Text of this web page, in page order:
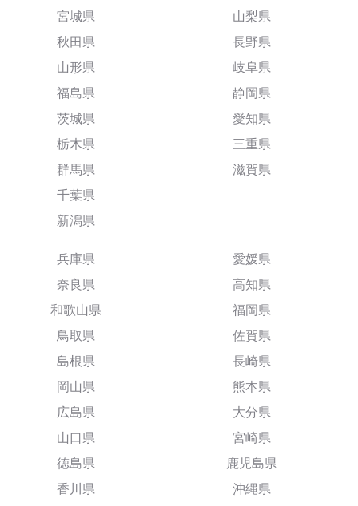
宮城県
秋田県
山形県
福島県
茨城県
栃木県
群馬県
千葉県
新潟県
山梨県
長野県
岐阜県
静岡県
愛知県
三重県
滋賀県
兵庫県
奈良県
和歌山県
鳥取県
島根県
岡山県
広島県
山口県
徳島県
香川県
愛媛県
高知県
福岡県
佐賀県
長崎県
熊本県
大分県
宮崎県
鹿児島県
沖縄県